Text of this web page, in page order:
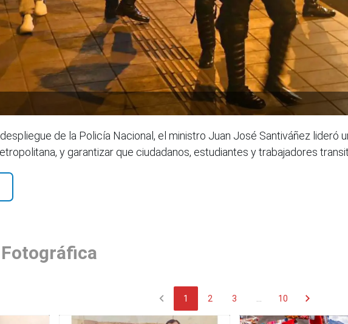
de la Policía Nacional, el ministro Juan José Santiváñez
y garantizar que ciudadanos, estudiantes y trabajadores
chevron_left 1 2 3 10 chevron_right